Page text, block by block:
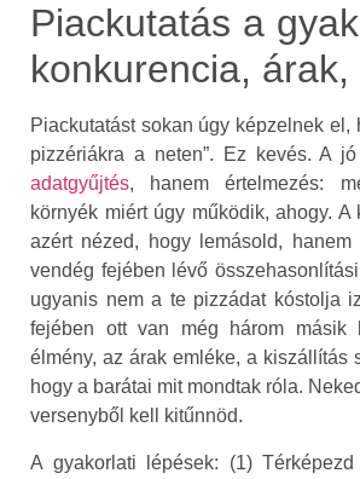
Piackutatás a
konkurencia,
Piackutatást sokan úgy képzelnek el,
pizzériákra a neten”. Ez kevés. A
adatgyűjtés, hanem értelmezés:
környék miért úgy működik, ahogy. A
azért nézed, hogy lemásold, hanem
vendég fejében lévő
ugyanis nem a te pizzádat kóstolja
fejében ott van még három másik
élmény, az árak emléke, a kiszállítás
hogy a barátai mit mondtak róla.
versenyből kell kitűnnöd.
A gyakorlati lépések: (1)